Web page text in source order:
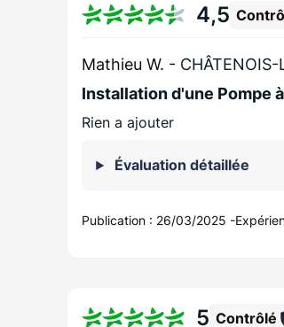
4,5
Mathieu W. - CHÂTENOIS-
Installation d'une Pompe
Rien a ajouter
Évaluation détaillée
Publication : 26/03/2025 -
5 Contrôlé